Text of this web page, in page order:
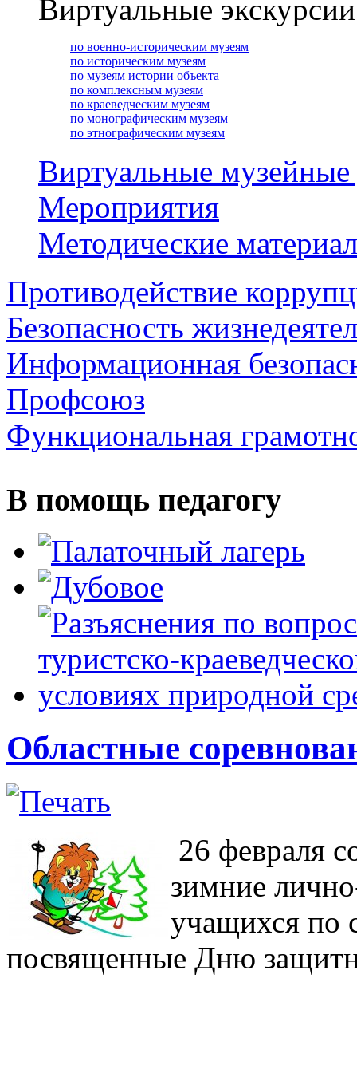
Виртуальные экскурсии
по военно-историческим музеям
по историческим музеям
по музеям истории объекта
по комплексным музеям
по краеведческим музеям
по монографическим музеям
по этнографическим музеям
Виртуальные
Мероприятия
Методические
Противодействие
Безопасность
Информационная
Профсоюз
Функциональная
В помощь педагогу
Областные
26 февраля
зимние
учащихся по
посвященные Дню